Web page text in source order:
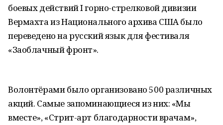
боевых действий I горно-стрелковой дивизии
Вермахта из Национального архива США было
переведено на русский язык для фестиваля
«Заоблачный фронт».
Волонтёрами было организовано 500 различных
акций. Самые запоминающиеся из них: «Мы
вместе», «Стрит-арт благодарности врачам»,